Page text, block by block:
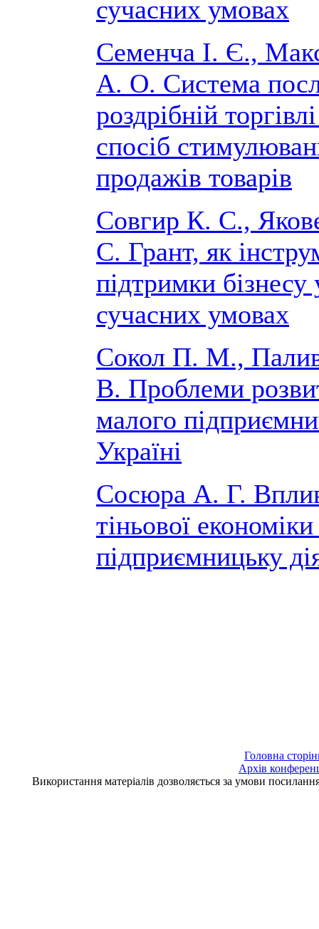
сучасних умовах
Семенча І. Є.,
А. О. Система
роздрібній
спосіб
продажів товарів
Совгир К. С.,
С. Грант, як
підтримки бізнесу
сучасних умовах
Сокол П. М.,
В. Проблеми
малого
Україні
Сосюра А. Г.
тіньової
підприємницьку
Головна
Архів
Використання матеріалів дозволяється за умови